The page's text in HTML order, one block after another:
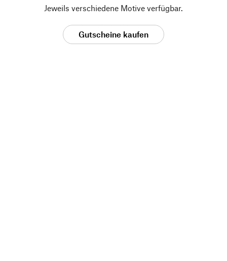
Jeweils verschiedene Motive verfügbar.
Gutscheine kaufen